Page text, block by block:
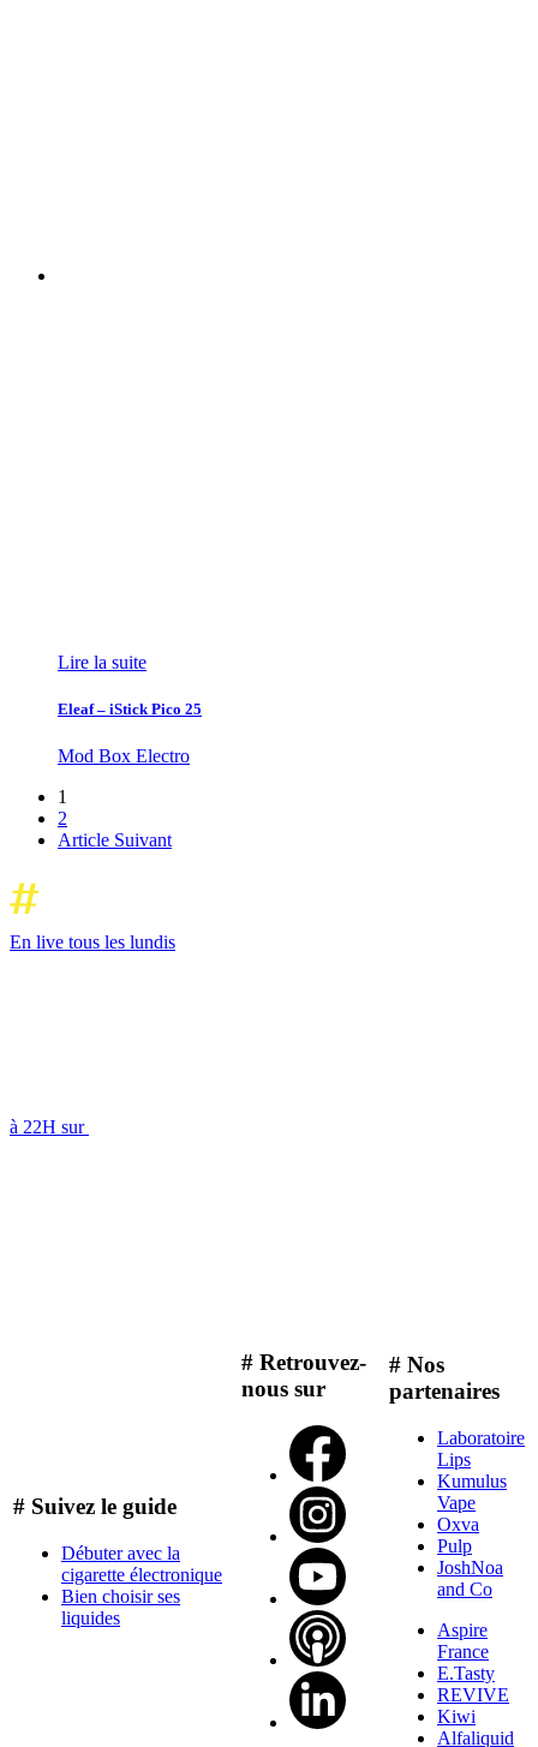
Lire la suite
Eleaf – iStick Pico 25
Mod Box Electro
1
2
Article Suivant
En live tous les lundis
à 22H sur
# Suivez le guide
Débuter avec la
cigarette électronique
Bien choisir ses
liquides
# Retrouvez-
nous sur
# Nos
partenaires
Laboratoire
Lips
Kumulus
Vape
Oxva
Pulp
JoshNoa
and Co
Aspire
France
E.Tasty
REVIVE
Kiwi
Alfaliquid